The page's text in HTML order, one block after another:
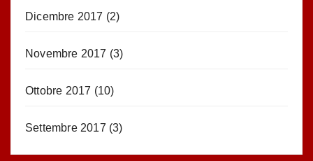
Dicembre 2017 (2)
Novembre 2017 (3)
Ottobre 2017 (10)
Settembre 2017 (3)